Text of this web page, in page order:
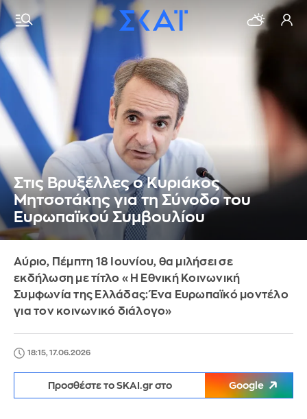
Στις Βρυξέλλες ο Κυριάκος
Μητσοτάκης για τη Σύνοδο του
Ευρωπαϊκού Συμβουλίου
Αύριο, Πέμπτη 18 Ιουνίου, θα μιλήσει σε
εκδήλωση με τίτλο «Η Εθνική Κοινωνική
Συμφωνία της Ελλάδας: Ένα Ευρωπαϊκό μοντέλο
για τον κοινωνικό διάλογο»
18:15, 17.06.2026
Προσθέστε το SKAI.gr στο Google